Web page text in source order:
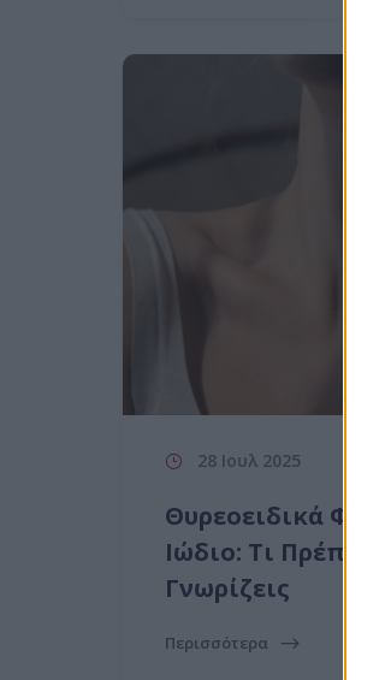
28 Ιουλ 2025
Θυρεοειδικά
Ιώδιο: Τι Πρέπει να
Γνωρίζεις
Περισσότερα